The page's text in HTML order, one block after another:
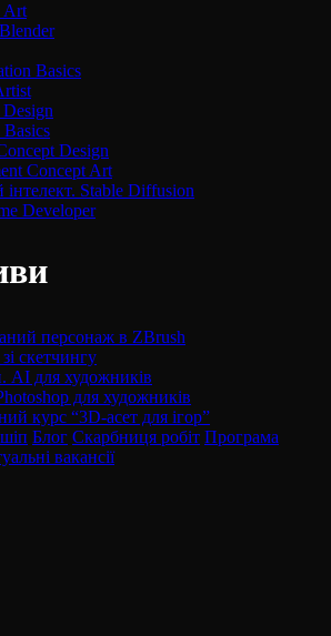
Art
Basics
Design
Concept Art
Stable Diffusion
Developer
персонаж в ZBrush
скетчингу
AI для художників
для художників
курс “3D-асет для ігор”
Блог Скарбниця робіт Програма
вакансії